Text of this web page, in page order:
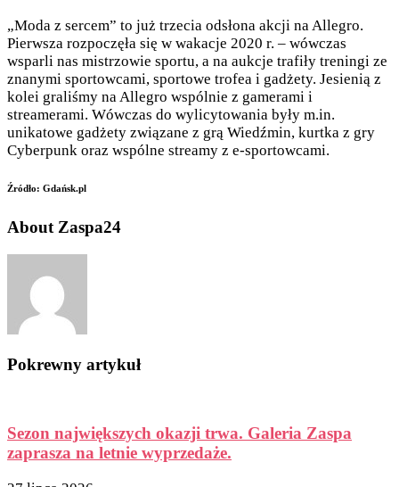
„Moda z sercem” to już trzecia odsłona akcji na Allegro.
Pierwsza rozpoczęła się w wakacje 2020 r. – wówczas
wsparli nas mistrzowie sportu, a na aukcje trafiły treningi ze
znanymi sportowcami, sportowe trofea i gadżety. Jesienią z
kolei graliśmy na Allegro wspólnie z gamerami i
streamerami. Wówczas do wylicytowania były m.in.
unikatowe gadżety związane z grą Wiedźmin, kurtka z gry
Cyberpunk oraz wspólne streamy z e-sportowcami.
Źródło: Gdańsk.pl
About Zaspa24
Pokrewny artykuł
Sezon największych okazji trwa. Galeria Zaspa
zaprasza na letnie wyprzedaże.